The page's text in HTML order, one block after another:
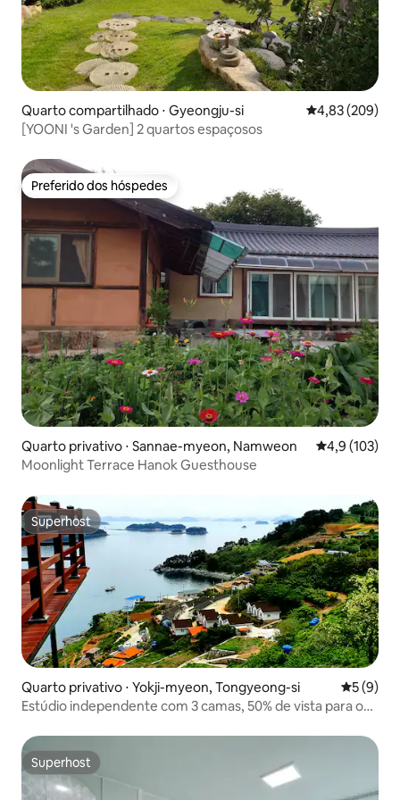
Quarto compartilhado ⋅ Gyeongju-si 4,83 de uma
4,83 (209)
[YOONI 's Garden] 2 quartos espaçosos
Preferido dos hóspedes
Preferido dos hóspedes
Quarto privativo ⋅ Sannae-myeon, Namweon 4,9 de uma
4,9 (103)
Moonlight Terrace Hanok Guesthouse
Superhost
Superhost
Quarto privativo ⋅ Yokji-myeon, Tongyeong-si 5 de
5 (9)
Estúdio independente com 3 camas, 50% de vista para o
Superhost
Superhost